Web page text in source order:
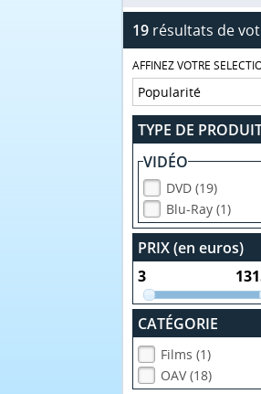
19résultats de
AFFINEZ VOTRE
TYPE DE
VIDÉO
DVD (19)
Blu-Ray (1)
PRIX (en euros)
CATÉGORIE
Films (1)
OAV (18)